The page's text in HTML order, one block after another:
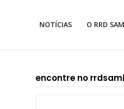
NOTÍCIAS O RRD
encontre no